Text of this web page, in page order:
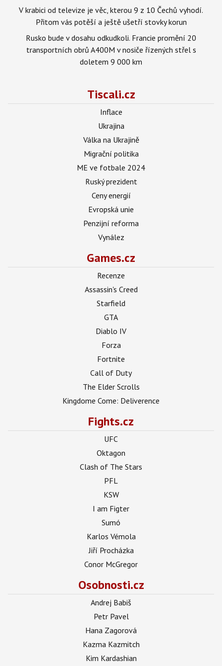
V krabici od televize je věc, kterou 9 z 10 Čechů vyhodí.
Přitom vás potěší a ještě ušetří stovky korun
Rusko bude v dosahu odkudkoli. Francie promění 20
transportních obrů A400M v nosiče řízených střel s
doletem 9 000 km
Tiscali.cz
Inflace
Ukrajina
Válka na Ukrajině
Migrační politika
ME ve fotbale 2024
Ruský prezident
Ceny energií
Evropská unie
Penzijní reforma
Vynález
Games.cz
Recenze
Assassin's Creed
Starfield
GTA
Diablo IV
Forza
Fortnite
Call of Duty
The Elder Scrolls
Kingdome Come: Deliverence
Fights.cz
UFC
Oktagon
Clash of The Stars
PFL
KSW
I am Figter
Sumó
Karlos Vémola
Jiří Procházka
Conor McGregor
Osobnosti.cz
Andrej Babiš
Petr Pavel
Hana Zagorová
Kazma Kazmitch
Kim Kardashian